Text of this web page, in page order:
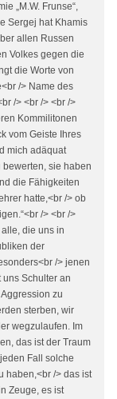
„M.W. Frunse“,
Sergej hat Khamis
allen Russen
Volkes gegen die
die Worte von
/> Name des
/> <br /> <br />
Kommilitonen
vom Geiste Ihres
mich adäquat
sie haben
die Fähigkeiten
hatte,<br /> ob
/> <br />
die uns in
der
/> jenen
uns Schulter an
zu
sterben, wir
wegzulaufen. Im
das ist der Traum
Fall solche
haben,<br /> das ist
Zeuge, es ist